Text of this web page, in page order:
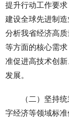
提升行动工作要求
建设全球先进制
分析我省经济高
等方面的核心需
准促进高技术创
发展。
（二）坚持
字经济等领域标